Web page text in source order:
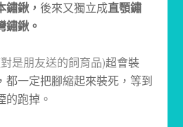
鏽鍬，後來又獨立成直顎鏽
鏽鍬。
是朋友送的飼育品)超會裝
都一定把腳縮起來裝死，等到
的跑掉。